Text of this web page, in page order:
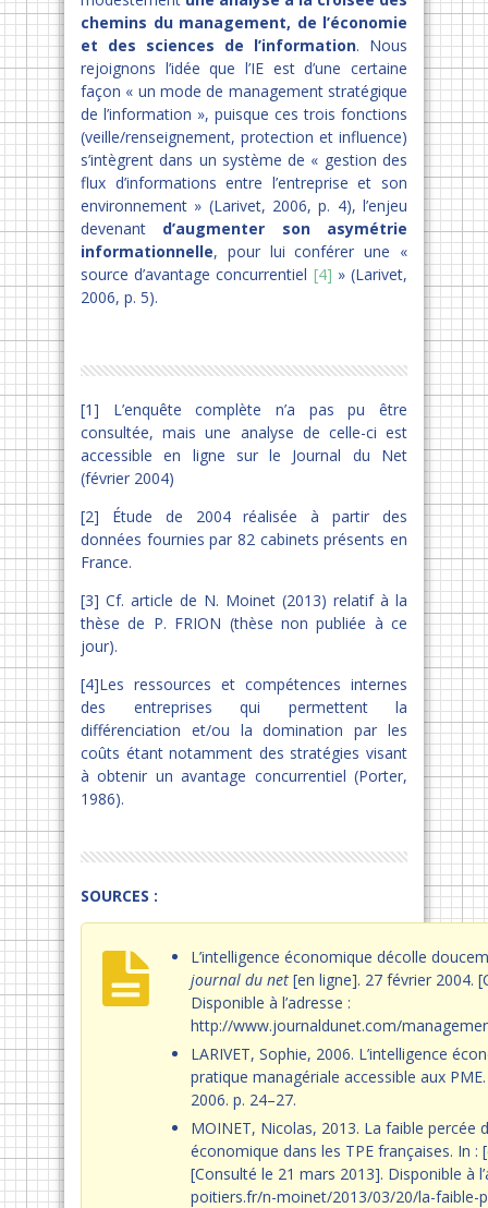
chemins du management, de l’économie
et des sciences de l’information. Nous
rejoignons l’idée que l’IE est d’une certaine
façon « un mode de management stratégique
de l’information », puisque ces trois fonctions
(veille/renseignement, protection et influence)
s’intègrent dans un système de « gestion des
flux d’informations entre l’entreprise et son
environnement » (Larivet, 2006, p. 4), l’enjeu
devenant d’augmenter son asymétrie
informationnelle, pour lui conférer une «
source d’avantage concurrentiel [4] » (Larivet,
2006, p. 5).
[1] L’enquête complète n’a pas pu être
consultée, mais une analyse de celle-ci est
accessible en ligne sur le Journal du Net
(février 2004)
[2] Étude de 2004 réalisée à partir des
données fournies par 82 cabinets présents en
France.
[3] Cf. article de N. Moinet (2013) relatif à la
thèse de P. FRION (thèse non publiée à ce
jour).
[4]Les ressources et compétences internes
des entreprises qui permettent la
différenciation et/ou la domination par les
coûts étant notamment des stratégies visant
à obtenir un avantage concurrentiel (Porter,
1986).
SOURCES :
L’intelligence économique décolle
journal du net [en ligne]. 27 février 2004.
Disponible à l’adresse :
http://www.journaldunet.com/
LARIVET, Sophie, 2006. L’intelligence
pratique managériale accessible aux
2006. p. 24–27.
MOINET, Nicolas, 2013. La faible percée
économique dans les TPE françaises. In :
[Consulté le 21 mars 2013]. Disponible à
poitiers.fr/n-moinet/2013/03/20/la-faible-